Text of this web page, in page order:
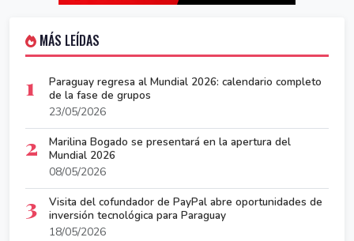
MÁS LEÍDAS
1
Paraguay regresa al Mundial 2026: calendario completo
de la fase de grupos
23/05/2026
2
Marilina Bogado se presentará en la apertura del
Mundial 2026
08/05/2026
3
Visita del cofundador de PayPal abre oportunidades de
inversión tecnológica para Paraguay
18/05/2026